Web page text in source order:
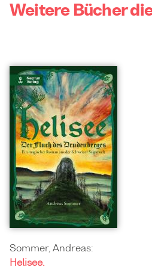
Weitere Bücher
Sommer, Andreas:
Helisee.